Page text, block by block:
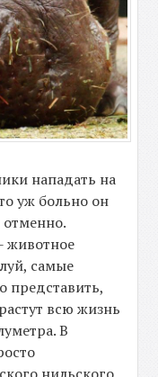
нападать на
уж больно он
отменно.
животное
самые
представить,
всю жизнь
В